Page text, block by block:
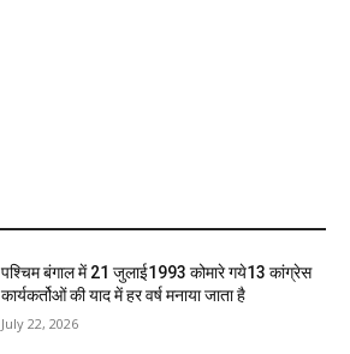
पश्चिम बंगाल में 21 जुलाई1993 कोमारे गये13 कांग्रेस
कार्यकर्तोओं की याद में हर वर्ष मनाया जाता है
July 22, 2026